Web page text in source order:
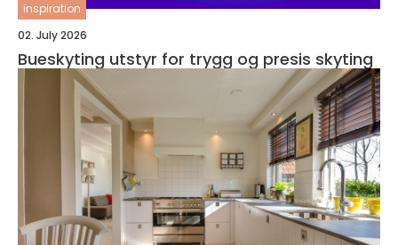
inspiration
02. July 2026
Bueskyting utstyr for trygg og presis skyting